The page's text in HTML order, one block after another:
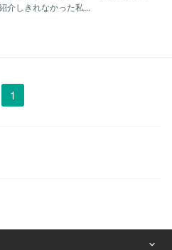
介しきれなかった私...
1